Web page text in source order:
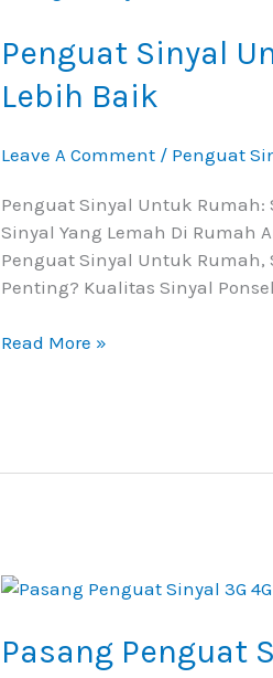
Penguat Sinyal
Lebih Baik
Leave A Comment / Penguat
Penguat Sinyal Untuk Rumah:
Sinyal Yang Lemah Di Rumah
Penguat Sinyal Untuk
Penting? Kualitas Sinyal
Untuk
Rumah:
Solusi
Untuk
Yang
Lebih
Baik
Read More »
Pasang Penguat
Pasang
Sinyal
3G